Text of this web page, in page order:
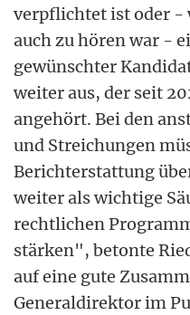
verpflichtet ist oder -
auch zu hören war -
gewünschter
weiter aus, der seit
angehört. Bei den
und Streichungen
Berichterstattung
weiter als wichtige
rechtlichen
stärken", betonte
auf eine gute
Generaldirektor im